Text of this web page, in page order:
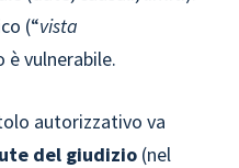
(“vista
è vulnerabile.
autorizzativo va
del giudizio (nel